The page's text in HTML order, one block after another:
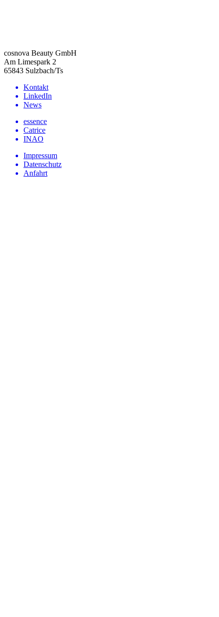
cosnova Beauty GmbH
Am Limespark 2
65843 Sulzbach/Ts
Kontakt
LinkedIn
News
essence
Catrice
INAO
Impressum
Datenschutz
Anfahrt